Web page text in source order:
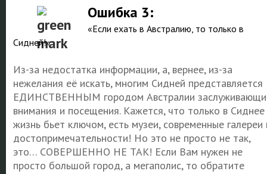
Ошибка 3:
«Если ехать в Австралию, то только в
Сидней!»
Из-за недостатка информации, а, вернее, из-за
нежелания её искать, многим Сидней представляется
ЕДИНСТВЕННЫМ городом Австралии
внимания и посещения. Кажется, что только в Сиднее
жизнь бьет ключом, есть музеи, современные галереи
достопримечательности! Но это не просто не так,
это… СОВЕРШЕННО НЕ ТАК! Если Вам нужен не
просто большой город, а мегаполис, то обратите